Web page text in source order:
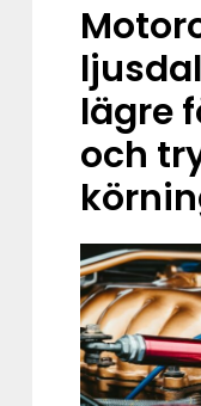
Motoroptimering
lägre
och